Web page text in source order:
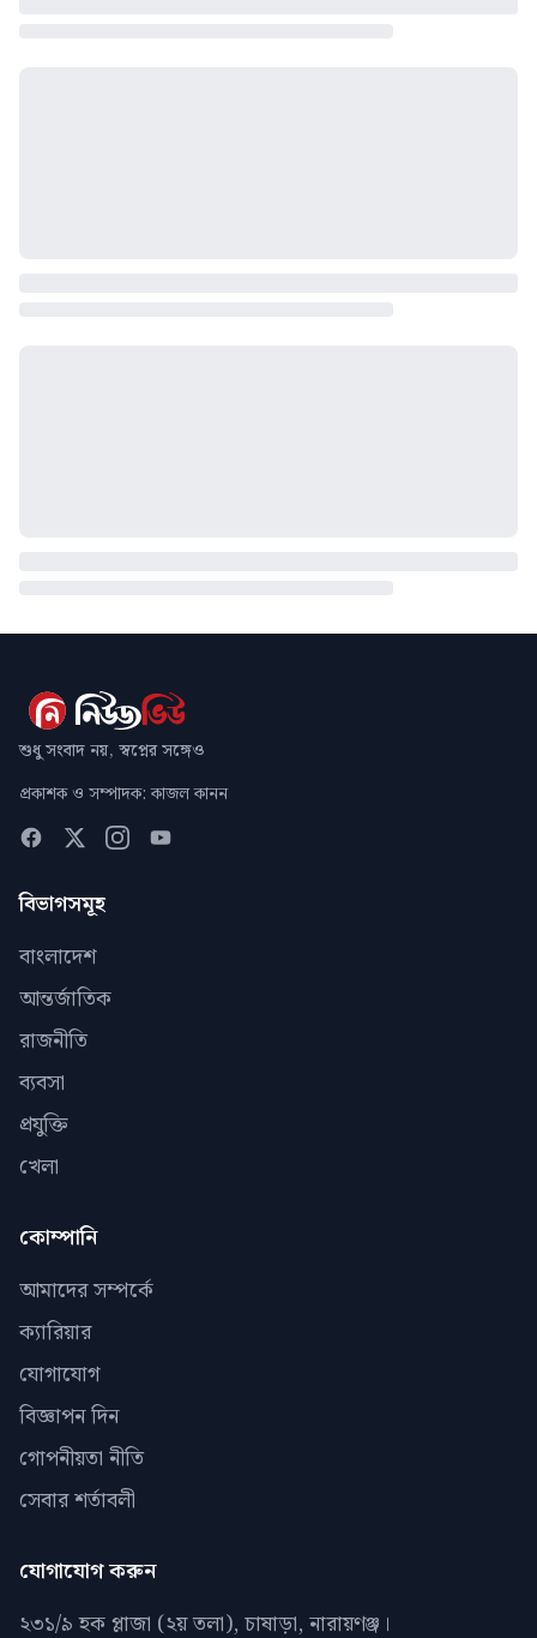
শুধু সংবাদ নয়, স্বপ্নের সঙ্গেও
প্রকাশক ও সম্পাদক: কাজল কানন
বিভাগসমূহ
বাংলাদেশ
আন্তর্জাতিক
রাজনীতি
ব্যবসা
প্রযুক্তি
খেলা
কোম্পানি
আমাদের সম্পর্কে
ক্যারিয়ার
যোগাযোগ
বিজ্ঞাপন দিন
গোপনীয়তা নীতি
সেবার শর্তাবলী
যোগাযোগ করুন
২৩১/৯ হক প্লাজা (২য় তলা), চাষাড়া, নারায়ণঞ্জ।